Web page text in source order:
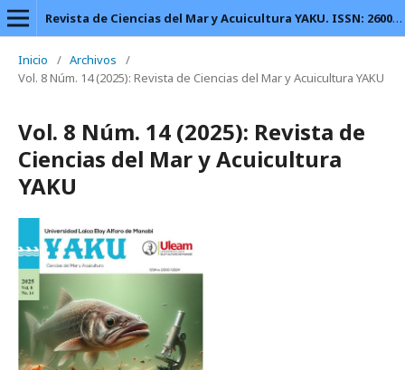
Revista de Ciencias del Mar y Acuicultura YAKU. ISSN: 2600-5824.
Inicio / Archivos
/
Vol. 8 Núm. 14 (2025): Revista de Ciencias del Mar y Acuicultura YAKU
Vol. 8 Núm. 14 (2025): Revista de
Ciencias del Mar y Acuicultura
YAKU